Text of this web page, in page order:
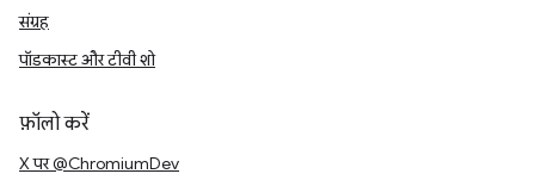
संग्रह
पॉडकास्ट और टीवी शो
फ़ॉलो करें
X पर @ChromiumDev